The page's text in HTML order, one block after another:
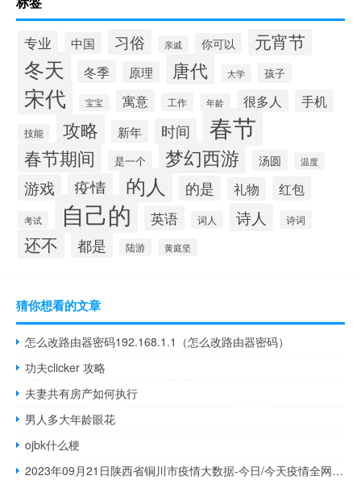
专业 中国 习俗 亲戚 你可以 元宵节
冬天 冬季 原理 唐代 大学 孩子
宋代 宝宝 寓意 工作 年龄 很多人 手机
技能 攻略 新年 时间 春节
春节期间 是一个 梦幻西游 汤圆 温度
游戏 疫情 的人 的是 礼物 红包
考试 自己的 英语 词人 诗人 诗词
还不 都是 陆游 黄庭坚
猜你想看的文章
怎么改路由器密码192.168.1.1（怎么改路由器密码）
功夫clicker 攻略
夫妻共有房产如何执行
男人多大年龄眼花
ojbk什么梗
2023年09月21日陕西省铜川市疫情大数据-今日/今天疫情全网搜索最新实时消息动态情况通知播报